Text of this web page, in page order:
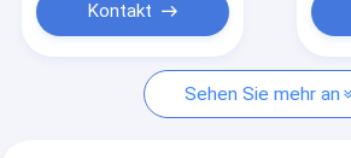
Türscheibe-Einsatz
Kontakt
Sehen Sie mehr an